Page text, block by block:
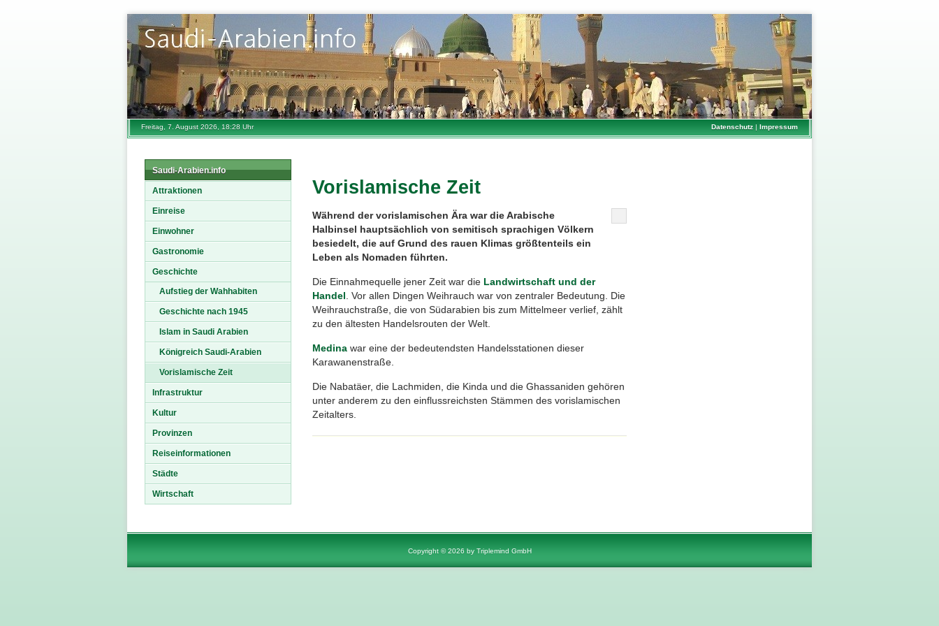
Freitag, 7. August 2026, 18:28 Uhr Datenschutz | Impressum
Vorislamische Zeit
Während der vorislamischen Ära war die Arabische
Halbinsel hauptsächlich von semitisch sprachigen Völkern
besiedelt, die auf Grund des rauen Klimas größtenteils ein
Leben als Nomaden führten.
Die Einnahmequelle jener Zeit war die Landwirtschaft und der
Handel . Vor allen Dingen Weihrauch war von zentraler Bedeutung. Die
Weihrauchstraße, die von Südarabien bis zum Mittelmeer verlief, zählt
zu den ältesten Handelsrouten der Welt.
Medina war eine der bedeutendsten Handelsstationen dieser
Karawanenstraße.
Die Nabatäer, die Lachmiden, die Kinda und die Ghassaniden gehören
unter anderem zu den einflussreichsten Stämmen des vorislamischen
Zeitalters.
Saudi-Arabien.info
Attraktionen
Einreise
Einwohner
Gastronomie
Geschichte
Aufstieg der Wahhabiten
Geschichte nach 1945
Islam in Saudi Arabien
Königreich Saudi-Arabien
Vorislamische Zeit
Infrastruktur
Kultur
Provinzen
Reiseinformationen
Städte
Wirtschaft
Copyright © 2026 by Triplemind GmbH